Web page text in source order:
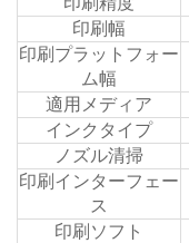
印刷幅
印刷プラットフォー
ム幅
適用メディア
インクタイプ
ノズル清掃
印刷インターフェー
ス
印刷ソフト